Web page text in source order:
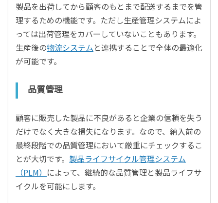
製品を出荷してから顧客のもとまで配送するまでを管
理するための機能です。ただし生産管理システムによ
っては出荷管理をカバーしていないこともあります。
生産後の物流システムと連携することで全体の最適化
が可能です。
品質管理
顧客に販売した製品に不良があると企業の信頼を失う
だけでなく大きな損失になります。なので、納入前の
最終段階での品質管理において厳重にチェックするこ
とが大切です。 製品ライフサイクル管理システム
（PLM） によって、継続的な品質管理と製品ライフサ
イクルを可能にします。